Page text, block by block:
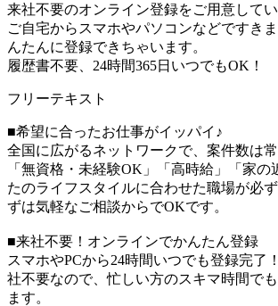
来社不要のオンライン登録をご用意してい
ご自宅からスマホやパソコンなどですき
んたんに登録できちゃいます。
履歴書不要、24時間365日いつでもOK！
フリーテキスト
■希望に合ったお仕事がイッパイ♪
全国に広がるネットワークで、案件数は常
「無資格・未経験OK」「高時給」「家の
たのライフスタイルに合わせた職場が必
ずは気軽なご相談からでOKです。
■来社不要！オンラインでかんたん登録
スマホやPCから24時間いつでも登録完了
社不要なので、忙しい方のスキマ時間で
ます。